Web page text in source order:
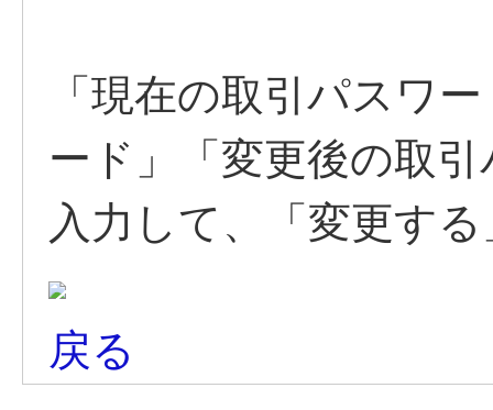
「現在の取引パスワ
ード」「変更後の取
入力して、「変更す
戻る